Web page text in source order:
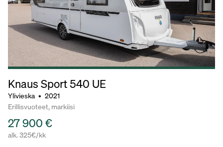
Knaus Sport540 UE
Ylivieska • 2021
Erillisvuoteet, markiisi
27 900 €
alk. 325€/kk